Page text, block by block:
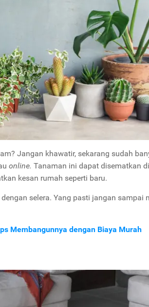
Jangan khawatir, sekarang sudah
online. Tanaman ini dapat disematkan
kesan rumah seperti baru.
selera. Yang pasti jangan sampai
Membangunnya dengan Biaya Murah